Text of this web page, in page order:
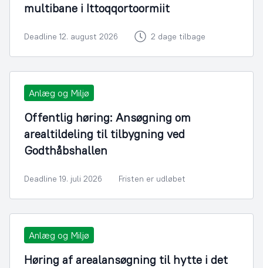
multibane i Ittoqqortoormiit
Deadline 12. august 2026 2 dage tilbage
Anlæg og Miljø
Offentlig høring: Ansøgning om
arealtildeling til tilbygning ved
Godthåbshallen
Deadline 19. juli 2026 Fristen er udløbet
Anlæg og Miljø
Høring af arealansøgning til hytte i det